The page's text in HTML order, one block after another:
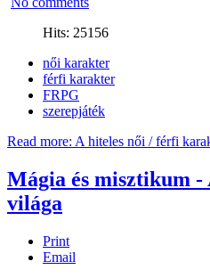
Hits: 25156
női karakter
férfi karakter
FRPG
szerepjáték
Read more: A hiteles női / férfi
Mágia és misztikum -
világa
Print
Email